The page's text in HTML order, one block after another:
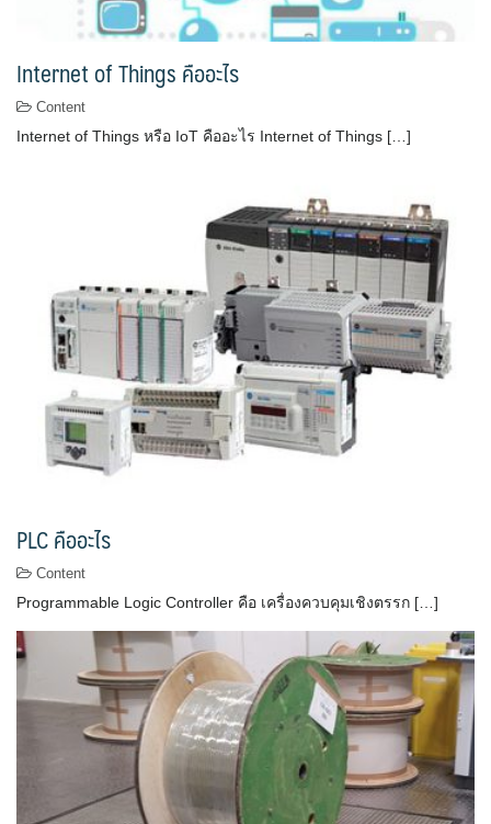
Internet of Things คืออะไร
Content
Internet of Things หรือ IoT คืออะไร Internet of Things […]
PLC คืออะไร
Content
Programmable Logic Controller คือ เครื่องควบคุมเชิงตรรก […]